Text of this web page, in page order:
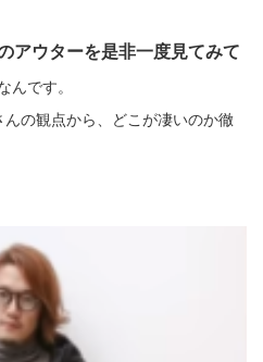
アウターを是非一度見てみて
んです。
の観点から、どこが凄いのか徹